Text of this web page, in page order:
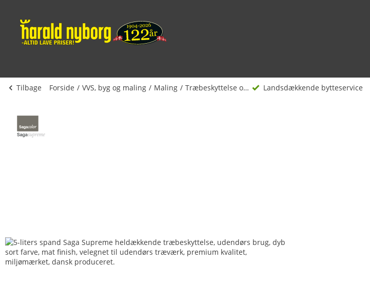
Tilbage Forside VVS, byg og maling Maling Træbeskyttelse og -olie Landsdækkende bytteservice